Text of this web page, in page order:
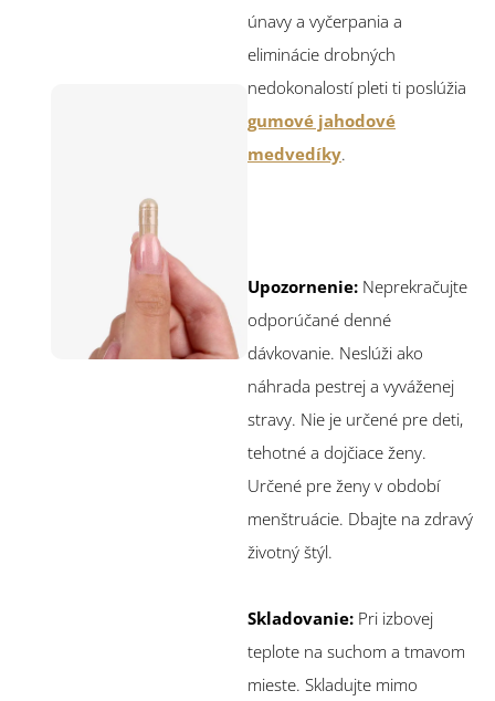
únavy a vyčerpania a
eliminácie drobných
nedokonalostí pleti ti poslúžia
gumové jahodové
medvedíky.
Upozornenie: Neprekračujte
odporúčané denné
dávkovanie. Neslúži ako
náhrada pestrej a vyváženej
stravy. Nie je určené pre deti,
tehotné a dojčiace ženy.
Určené pre ženy v období
menštruácie. Dbajte na zdravý
životný štýl.
Skladovanie: Pri izbovej
teplote na suchom a tmavom
mieste. Skladujte mimo